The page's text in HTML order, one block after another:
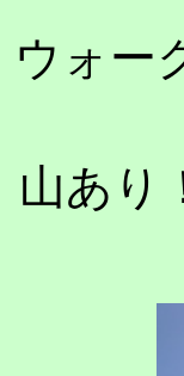
ウォー
山あり